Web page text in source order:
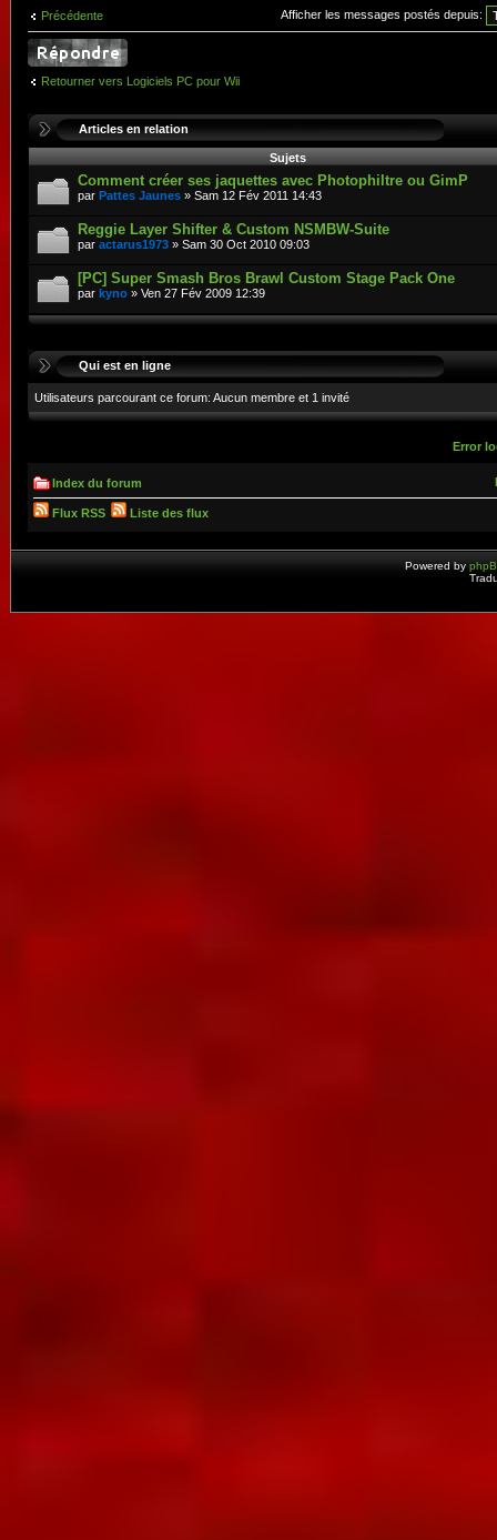
Précédente Afficher les messages postés depuis:
Retourner vers Logiciels PC pour Wii
Articles en relation
Sujets
Comment créer ses jaquettes avec Photophiltre ou GimP
par Pattes Jaunes » Sam 12 Fév 2011 14:43
Reggie Layer Shifter & Custom NSMBW-Suite
par actarus1973 » Sam 30 Oct 2010 09:03
[PC] Super Smash Bros Brawl Custom Stage Pack One
par kyno » Ven 27 Fév 2009 12:39
Qui est en ligne
Utilisateurs parcourant ce forum: Aucun membre et 1 invité
Error
Index du forum
Flux RSS Liste des flux
Powered by